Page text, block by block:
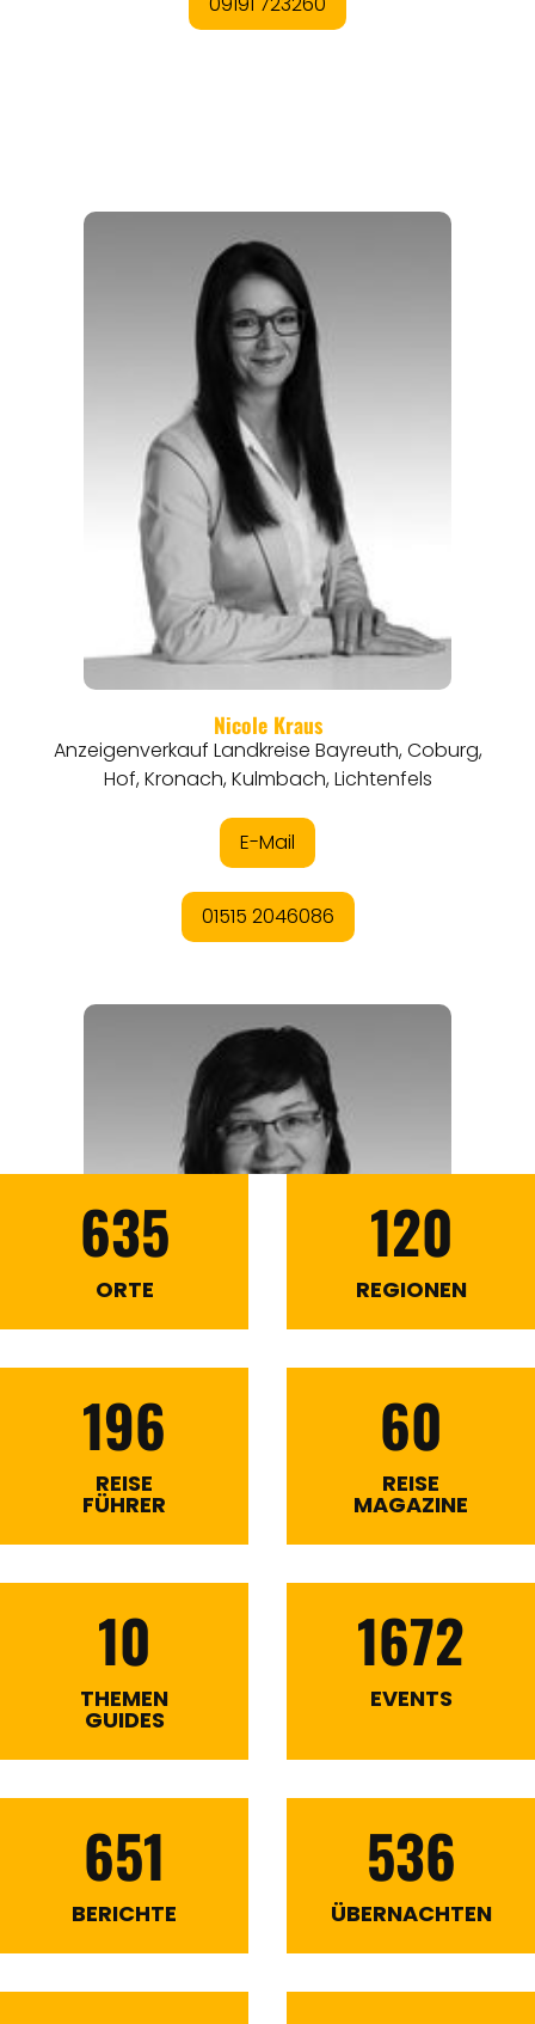
635
ORTE
120
REGIONEN
196
REISE
FÜHRER
60
REISE
MAGAZINE
10
THEMEN
GUIDES
1672
EVENTS
651
BERICHTE
536
ÜBERNACHTEN